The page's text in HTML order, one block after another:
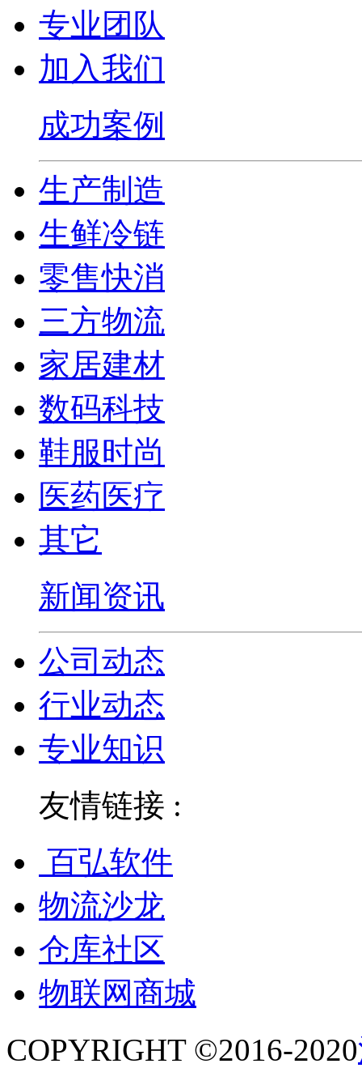
专业团队
加入我们
成功案例
生产制造
生鲜冷链
零售快消
三方物流
家居建材
数码科技
鞋服时尚
医药医疗
其它
新闻资讯
公司动态
行业动态
专业知识
友情链接 :
百弘软件
物流沙龙
仓库社区
物联网商城
COPYRIGHT ©2016-2020